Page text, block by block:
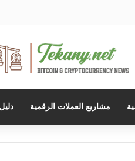
مشاريع العملات الرقمية